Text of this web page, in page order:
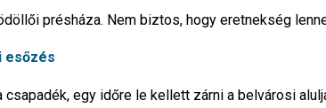
présháza. Nem biztos, hogy eretnekség
esőzés
egy időre le kellett zárni a belvárosi